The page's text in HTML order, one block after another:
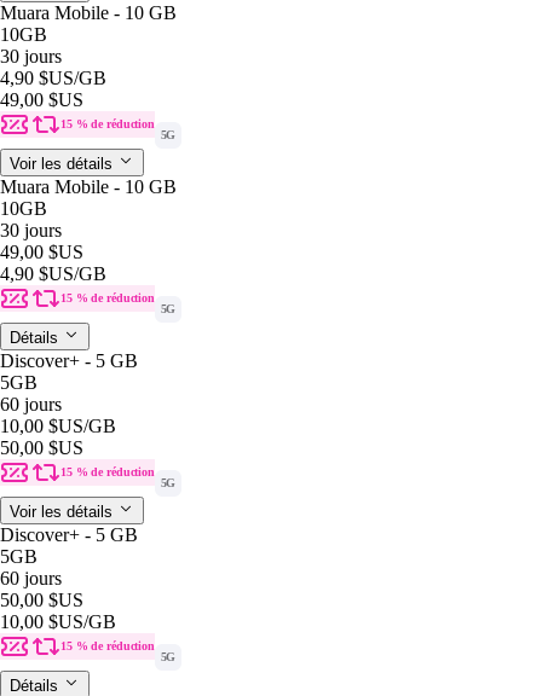
Muara Mobile - 10 GB
10GB
30 jours
4,90 $US/GB
49,00 $US
15 % de réduction
5G
Voir les détails
Muara Mobile - 10 GB
10GB
30 jours
49,00 $US
4,90 $US/GB
15 % de réduction
5G
Détails
Discover+ - 5 GB
5GB
60 jours
10,00 $US/GB
50,00 $US
15 % de réduction
5G
Voir les détails
Discover+ - 5 GB
5GB
60 jours
50,00 $US
10,00 $US/GB
15 % de réduction
5G
Détails